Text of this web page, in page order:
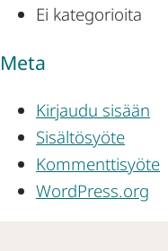
Ei kategorioita
Meta
Kirjaudu sisään
Sisältösyöte
Kommenttisyöte
WordPress.org